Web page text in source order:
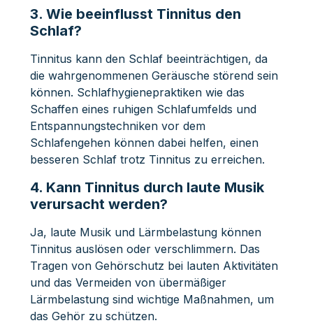
3. Wie beeinflusst Tinnitus den
Schlaf?
Tinnitus kann den Schlaf beeinträchtigen, da
die wahrgenommenen Geräusche störend sein
können. Schlafhygienepraktiken wie das
Schaffen eines ruhigen Schlafumfelds und
Entspannungstechniken vor dem
Schlafengehen können dabei helfen, einen
besseren Schlaf trotz Tinnitus zu erreichen.
4. Kann Tinnitus durch laute Musik
verursacht werden?
Ja, laute Musik und Lärmbelastung können
Tinnitus auslösen oder verschlimmern. Das
Tragen von Gehörschutz bei lauten Aktivitäten
und das Vermeiden von übermäßiger
Lärmbelastung sind wichtige Maßnahmen, um
das Gehör zu schützen.